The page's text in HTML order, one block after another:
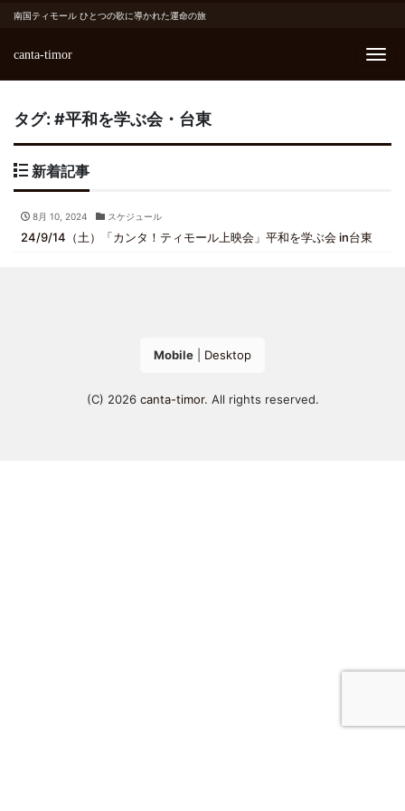
南国ティモール ひとつの歌に導かれた運命の旅
canta-timor
タグ: #平和を学ぶ会・台東
新着記事
8月 10, 2024 スケジュール
24/9/14（土）「カンタ！ティモール上映会」平和を学ぶ会 in台東
Mobile Desktop
(C) 2026 canta-timor. All rights reserved.